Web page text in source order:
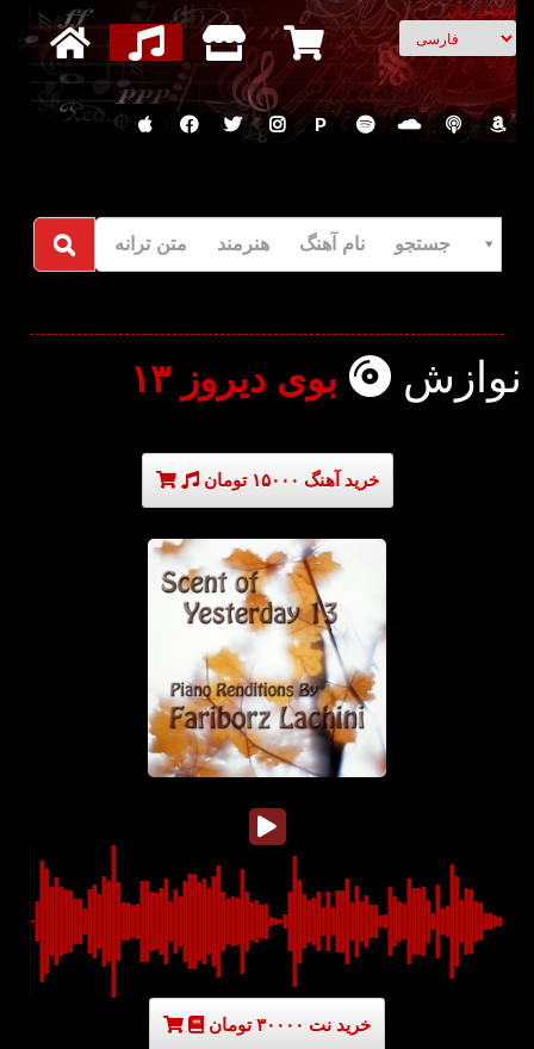
انتخاب زبان
P
جستجو نام آهنگ هنرمند متن ترانه
نوازش بوی دیروز ۱۳
خرید آهنگ ۱۵۰۰۰ تومان
خرید نت ۳۰۰۰۰ تومان